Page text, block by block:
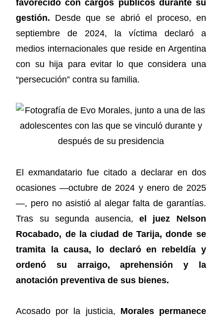
favorecido con cargos públicos durante su
gestión. Desde que se abrió el proceso, en
septiembre de 2024, la víctima declaró a
medios internacionales que reside en Argentina
con su hija para evitar lo que considera una
“persecución” contra su familia.
El exmandatario fue citado a declarar en dos
ocasiones —octubre de 2024 y enero de 2025
—, pero no asistió al alegar falta de garantías.
Tras su segunda ausencia,el juez Nelson
Rocabado, de la ciudad de Tarija, donde se
tramita la causa, lo declaró en rebeldía y
ordenó su arraigo, aprehensión y la
anotación preventiva de sus bienes.
Acosado por la justicia, Morales permanece